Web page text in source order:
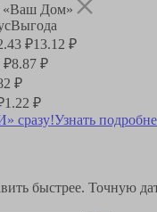
«Ваш Дом»
Выгода
₽13.12 ₽
₽8.87 ₽
₽
1.22 ₽
сразу!Узнать
быстрее. Точную